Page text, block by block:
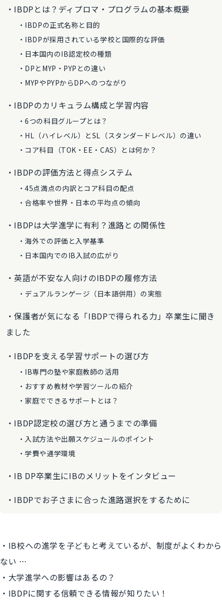
IBDPとは？ディプロマ・プログラムの基本概要
IBDPの正式名称と目的
IBDPが採用されている学校と国際的な評価
日本国内のIB認定校の種類
DPとMYP・PYPとの違い
MYPやPYPからDPへのつながり
IBDPのカリキュラム構成と学習内容
6つの科目グループとは？
HL（ハイレベル）とSL（スタンダードレベル）の違い
コア科目（TOK・EE・CAS）とは何か？
IBDPの評価方法と得点システム
45点満点の内訳とコア科目の配点
合格率や世界・日本の平均点の傾向
IBDPは大学進学に有利？進路との関係性
海外での評価と入学基準
日本国内でのIB入試の広がり
英語が不安な人向けのIBDPの履修方法
デュアルランゲージ（日本語併用）の実態
保護者が気になる「IBDPで得られる力」卒業生に聞き
ました
IBDPを支える学習サポートの選び方
IB専門の塾や家庭教師の活用
おすすめ教材や学習ツールの紹介
家庭でできるサポートとは？
IBDP認定校の選び方と通うまでの準備
入試方法や出願スケジュールのポイント
学費や通学環境
IB DP卒業生にIBのメリットをインタビュー
IBDPでお子さまに合った進路選択をするために
・IB校への進学を子どもと考えているが、制度がよくわから
ない …
・大学進学への影響はあるの？
・IBDPに関する信頼できる情報が知りたい！